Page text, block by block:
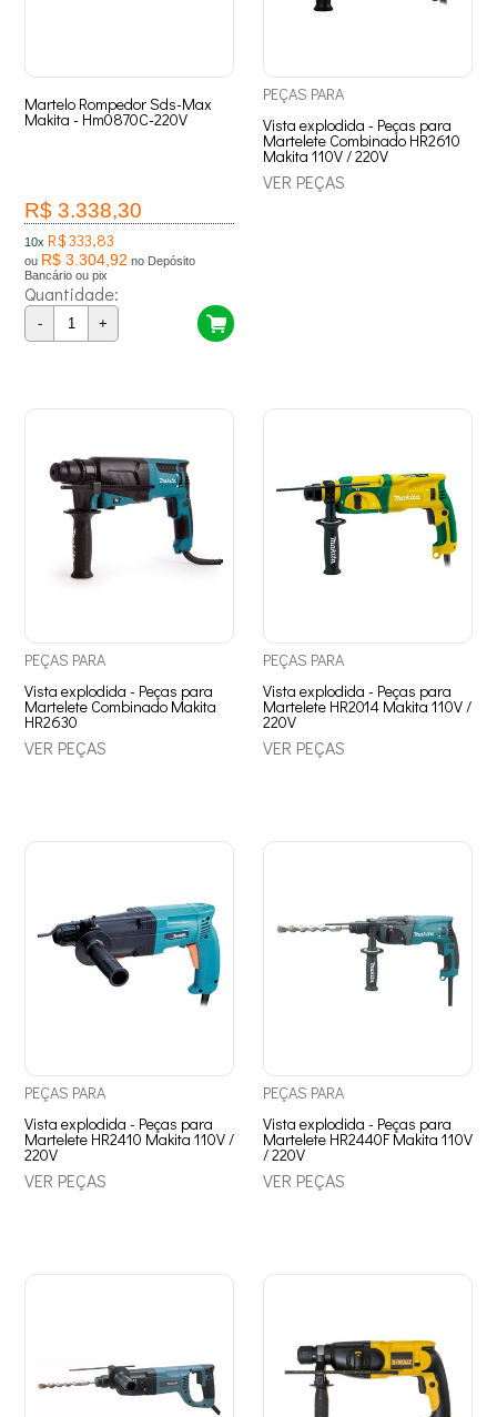
Martelo Rompedor Sds-Max
Makita - Hm0870C-220V
R$ 3.338,30
10x R$ 333,83
ou R$ 3.304,92 no Depósito
Bancário ou pix
Quantidade:
- +
PEÇAS PARA
Vista explodida - Peças para
Martelete Combinado HR2610
Makita 110V / 220V
VER PEÇAS
PEÇAS PARA
Vista explodida - Peças para
Martelete Combinado Makita
HR2630
VER PEÇAS
PEÇAS PARA
Vista explodida - Peças para
Martelete HR2014 Makita 110V /
220V
VER PEÇAS
PEÇAS PARA
Vista explodida - Peças para
Martelete HR2410 Makita 110V /
220V
VER PEÇAS
PEÇAS PARA
Vista explodida - Peças para
Martelete HR2440F Makita 110V
/ 220V
VER PEÇAS